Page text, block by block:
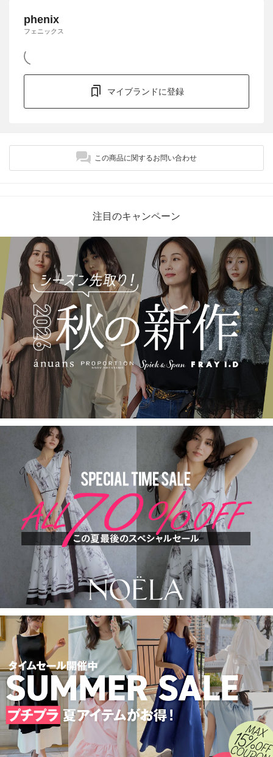
phenix
フェニックス
マイブランドに登録
この商品に関するお問い合わせ
注目のキャンペーン